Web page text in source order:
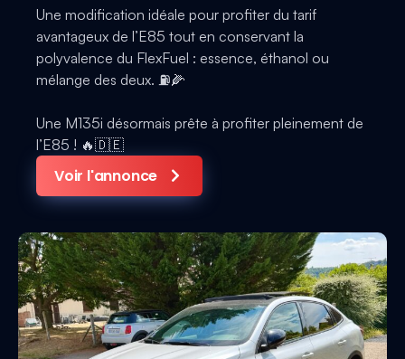
Une modification idéale pour profiter du tarif
avantageux de l’E85 tout en conservant la
polyvalence du FlexFuel : essence, éthanol ou
mélange des deux. ⛽️🌽
Une M135i désormais prête à profiter pleinement de
l’E85 ! 🔥🇩🇪
Voir l'annonce